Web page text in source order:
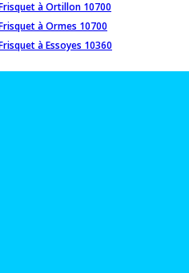
à Ortillon 10700
à Ormes 10700
à Essoyes 10360